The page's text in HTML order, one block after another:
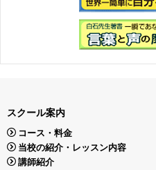
スクール案内
コース・料金
当校の紹介・レッスン内容
講師紹介